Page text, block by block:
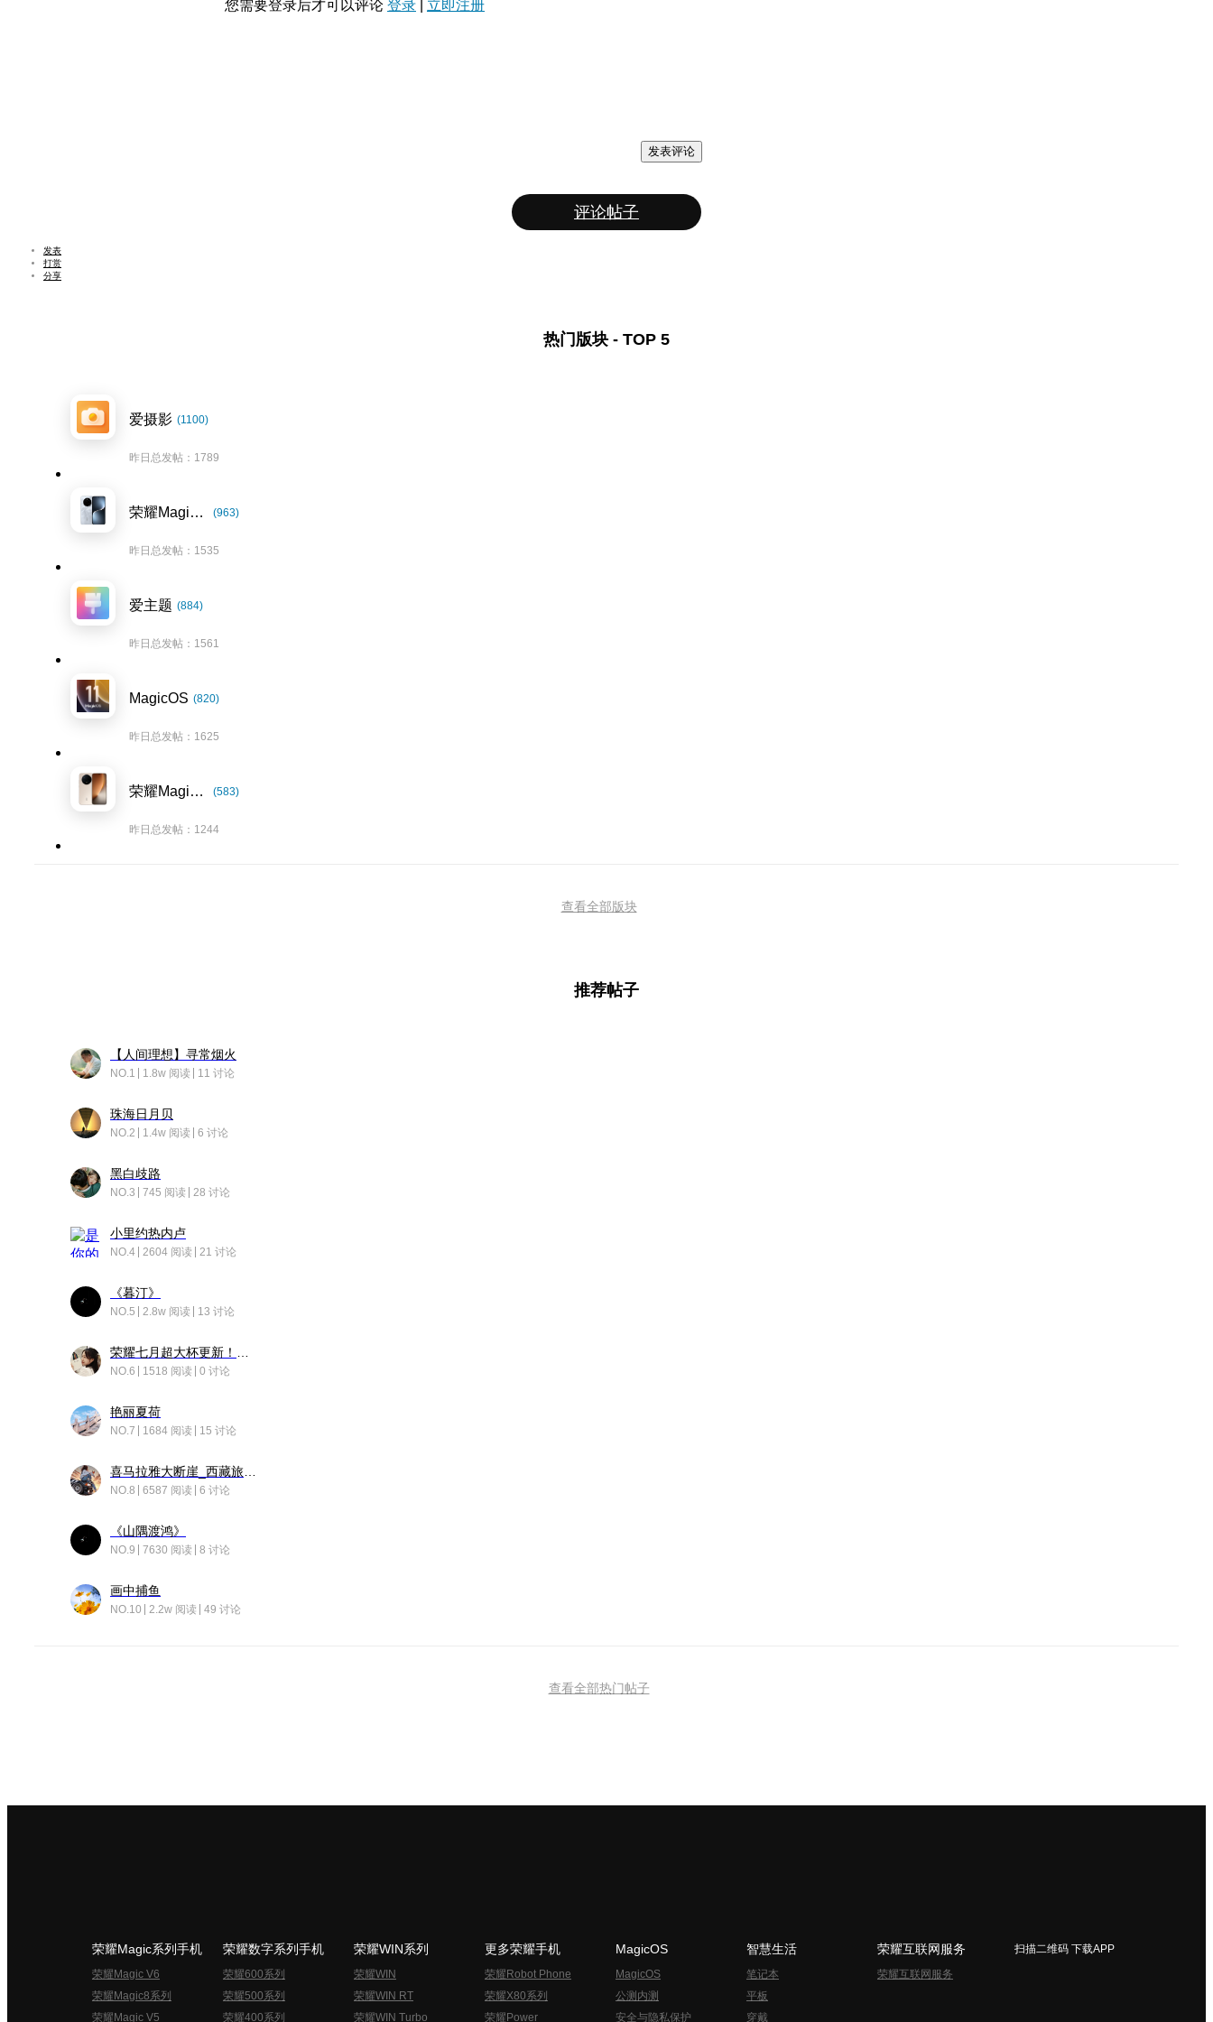
您需要登录后才可以评论 登录 立即注册
发表评论
评论帖子
发表
打赏
分享
热门版块 - TOP 5
爱摄影 (1100)
昨日总发帖：1789
荣耀Magic7系列 (963)
昨日总发帖：1535
爱主题 (884)
昨日总发帖：1561
MagicOS (820)
昨日总发帖：1625
荣耀Magic8系列 (583)
昨日总发帖：1244
查看全部版块
推荐帖子
【人间理想】寻常烟火
NO.1 1.8w 阅读 11 讨论
珠海日月贝
NO.2 1.4w 阅读 6 讨论
黑白歧路
NO.3 745 阅读 28 讨论
小里约热内卢
NO.4 2604 阅读 21 讨论
《暮汀》
NO.5 2.8w 阅读 13 讨论
NO.6 1518 阅读 0 讨论
艳丽夏荷
NO.7 1684 阅读 15 讨论
NO.8 6587 阅读 6 讨论
《山隅渡鸿》
NO.9 7630 阅读 8 讨论
画中捕鱼
NO.10 2.2w 阅读 49 讨论
查看全部热门帖子
荣耀Magic系列手机
荣耀Magic V6
荣耀Magic8系列
荣耀Magic V5
荣耀数字系列手机
荣耀600系列
荣耀500系列
荣耀400系列
荣耀WIN系列
荣耀WIN
荣耀WIN RT
荣耀WIN Turbo
更多荣耀手机
荣耀Robot Phone
荣耀X80系列
荣耀Power
MagicOS
MagicOS
公测内测
安全与隐私保护
智慧生活
笔记本
平板
穿戴
荣耀互联网服务
荣耀互联网服务
扫描二维码 下载APP